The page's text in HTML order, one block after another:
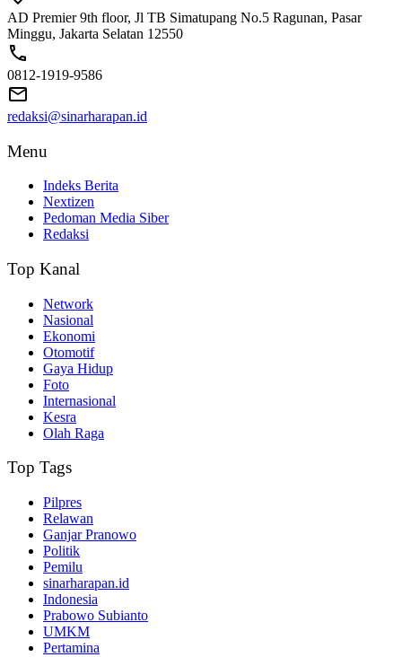
AD Premier 9th floor, Jl TB Simatupang No.5 Ragunan, Pasar
Minggu, Jakarta Selatan 12550
0812-1919-9586
redaksi@sinarharapan.id
Menu
Indeks Berita
Nextizen
Pedoman Media Siber
Redaksi
Top Kanal
Network
Nasional
Ekonomi
Otomotif
Gaya Hidup
Foto
Internasional
Kesra
Olah Raga
Top Tags
Pilpres
Relawan
Ganjar Pranowo
Politik
Pemilu
sinarharapan.id
Indonesia
Prabowo Subianto
UMKM
Pertamina